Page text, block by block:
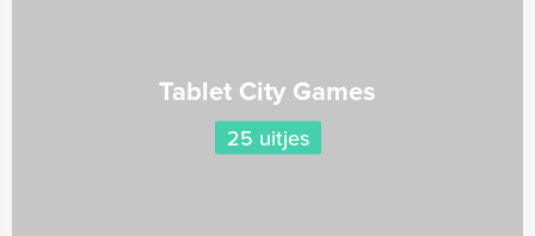
Tablet City Games
25 uitjes